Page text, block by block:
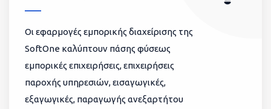
Οι εφαρμογές εμπορικής διαχείρισης της
SoftOne καλύπτουν πάσης φύσεως
εμπορικές επιχειρήσεις, επιχειρήσεις
παροχής υπηρεσιών, εισαγωγικές,
εξαγωγικές, παραγωγής ανεξαρτήτου